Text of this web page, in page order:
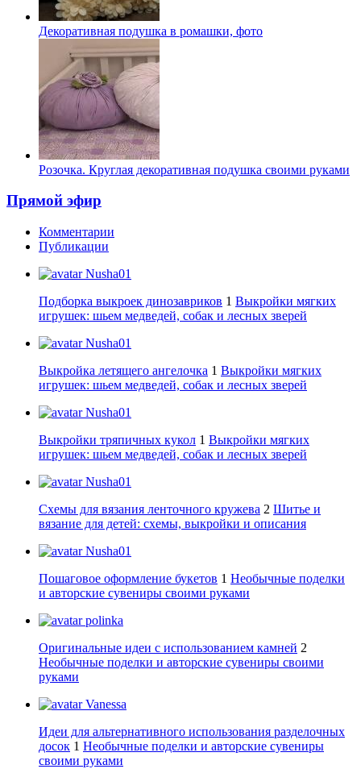
Декоративная подушка в ромашки, фото
Розочка. Круглая декоративная подушка своими руками
Прямой эфир
Комментарии
Публикации
Nusha01
Подборка выкроек динозавриков 1 Выкройки мягких
игрушек: шьем медведей, собак и лесных зверей
Nusha01
Выкройка летящего ангелочка 1 Выкройки мягких
игрушек: шьем медведей, собак и лесных зверей
Nusha01
Выкройки тряпичных кукол 1 Выкройки мягких
игрушек: шьем медведей, собак и лесных зверей
Nusha01
Схемы для вязания ленточного кружева 2 Шитье и
вязание для детей: схемы, выкройки и описания
Nusha01
Пошаговое оформление букетов 1 Необычные поделки
и авторские сувениры своими руками
polinka
Оригинальные идеи с использованием камней 2
Необычные поделки и авторские сувениры своими
руками
Vanessa
Идеи для альтернативного использования разделочных
досок 1 Необычные поделки и авторские сувениры
своими руками